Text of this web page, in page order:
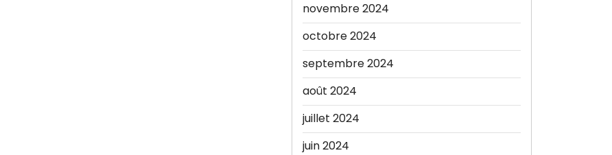
novembre 2024
octobre 2024
septembre 2024
août 2024
juillet 2024
juin 2024